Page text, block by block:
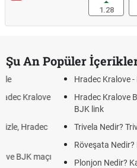
1.28
Şu An Popüler
Hradec Kralove - Beşiktaş
Hradec Kralove Beşiktaş
Trivela Nedir? Trivela Vuruşu
Röveşata Nedir? Röveşata
Plonjon Nedir? Kalecilikte